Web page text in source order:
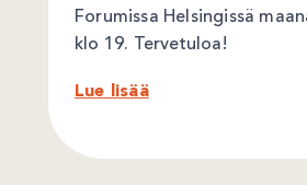
Forumissa Helsingissä
klo 19. Tervetuloa!
Lue lisää